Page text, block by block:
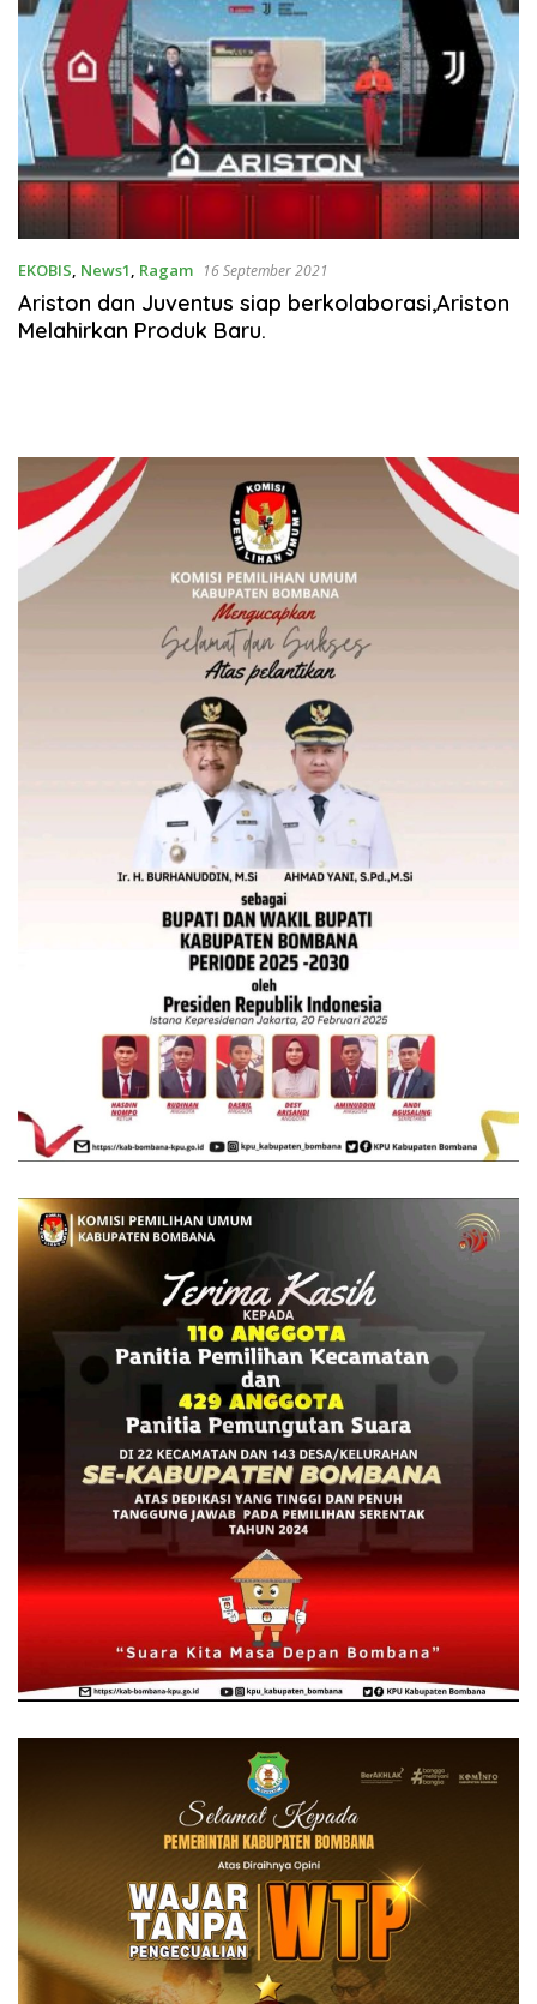
EKOBIS, News1, Ragam 16 September 2021
Ariston dan Juventus siap berkolaborasi,Ariston
Melahirkan Produk Baru.